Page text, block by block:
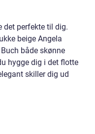
det perfekte til dig.
beige Angela
både skønne
hygge dig i det flotte
skiller dig ud